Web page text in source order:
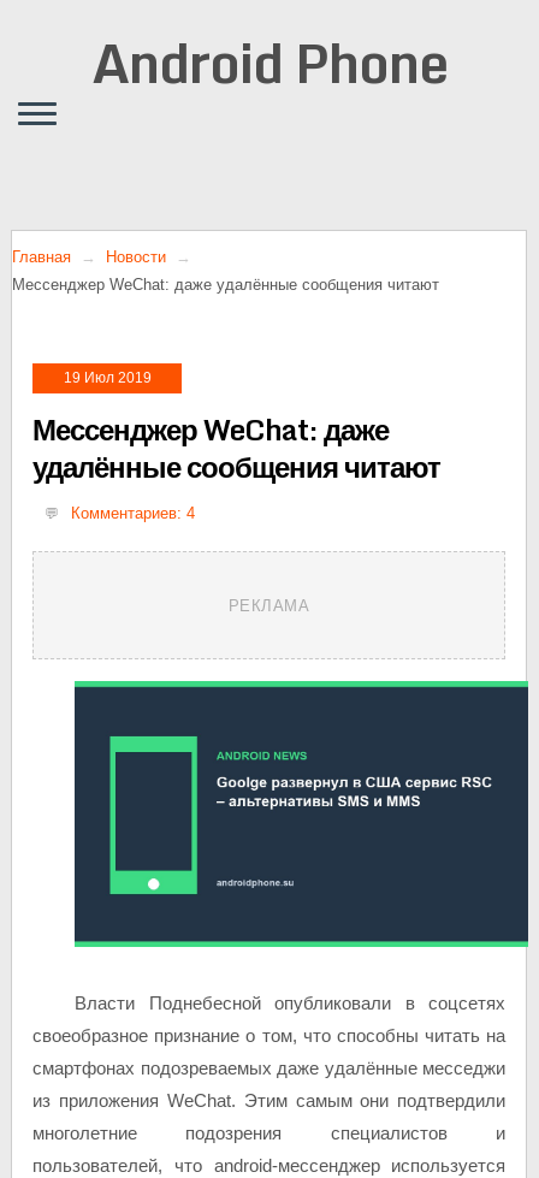
Android Phone
Главная
Новости
Мессенджер WeChat: даже удалённые сообщения читают
19 Июл 2019
Мессенджер WeChat: даже
удалённые сообщения читают
Комментариев: 4
РЕКЛАМА
Власти Поднебесной опубликовали в соцсетях
своеобразное признание о том, что способны читать на
смартфонах подозреваемых даже удалённые месседжи
из приложения WeChat. Этим самым они подтвердили
многолетние подозрения специалистов и
пользователей, что android-мессенджер используется